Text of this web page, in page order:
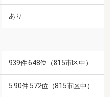
あり
939件 648位（815市区中）
5.90件 572位（815市区中）